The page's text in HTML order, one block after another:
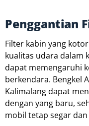
Penggantian
Filter kabin yang
kualitas udara dalam
dapat memengaruhi
berkendara. Bengkel
Kalimalang dapat
dengan yang baru,
mobil tetap segar